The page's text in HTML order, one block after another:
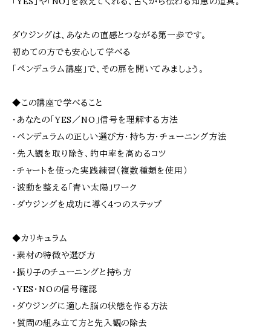
ダウジングは、あなたの直感とつながる第一歩です。
初めての方でも安心して学べる
「ペンデュラム講座」で、その扉を開いてみましょう。
◆この講座で学べること
・あなたの「YES／NO」信号を理解する方法
・ペンデュラムの正しい選び方・持ち方・チューニング方法
・先入観を取り除き、的中率を高めるコツ
・チャートを使った実践練習（複数種類を使用）
・波動を整える「青い太陽」ワーク
・ダウジングを成功に導く４つのステップ
◆カリキュラム
・素材の特徴や選び方
・振り子のチューニングと持ち方
・YES・NOの信号確認
・ダウジングに適した脳の状態を作る方法
・質問の組み立て方と先入観の除去